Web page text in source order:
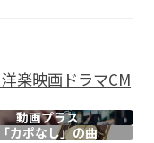
洋楽映画ドラマCM
動画プラス
「カポなし」の曲